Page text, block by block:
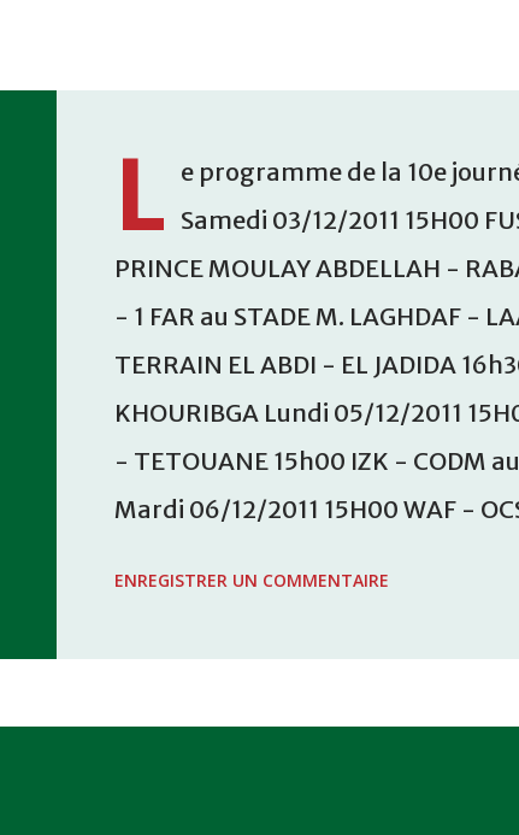
L e programme de la 10e
Samedi 03/12/2011 15H00
PRINCE MOULAY ABDELLAH -
- 1 FAR au STADE M. LAGHDAF -
TERRAIN EL ABDI - EL JADIDA
KHOURIBGA Lundi 05/12/2011
- TETOUANE 15h00 IZK - CODM
Mardi 06/12/2011 15H00 WAF -
ENREGISTRER UN COMMENTAIRE